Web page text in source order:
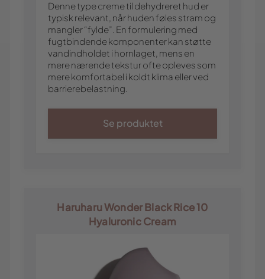
Denne type creme til dehydreret hud er
typisk relevant, når huden føles stram og
mangler “fylde”. En formulering med
fugtbindende komponenter kan støtte
vandindholdet i hornlaget, mens en
mere nærende tekstur ofte opleves som
mere komfortabel i koldt klima eller ved
barrierebelastning.
Se produktet
Haruharu Wonder Black Rice 10
Hyaluronic Cream